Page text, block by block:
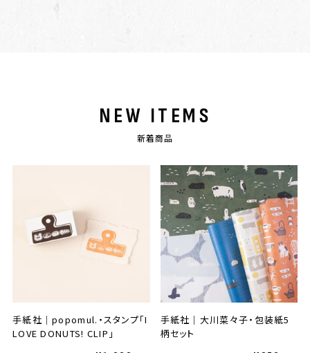
NEW ITEMS
新着商品
手紙社｜popomul.・スタンプ「I
LOVE DONUTS! CLIP」
手紙社｜大川菜々子・包装紙5
柄セット